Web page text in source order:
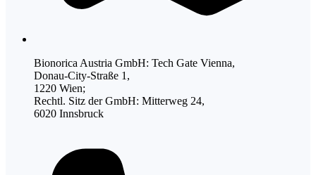
Bionorica Austria GmbH: Tech Gate Vienna,
Donau-City-Straße 1,
1220 Wien;
Rechtl. Sitz der GmbH: Mitterweg 24,
6020 Innsbruck